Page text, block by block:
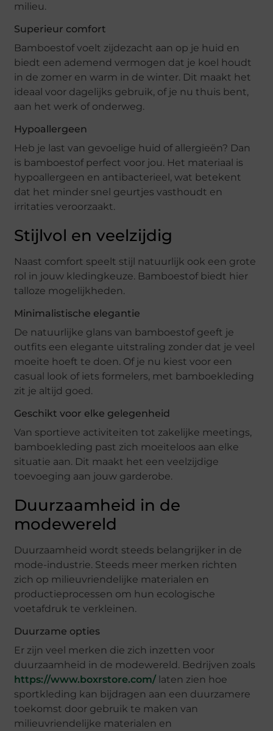
milieu.
Superieur comfort
Bamboestof voelt zijdezacht aan op je huid en
biedt een ademend vermogen dat je koel houdt
in de zomer en warm in de winter. Dit maakt het
ideaal voor dagelijks gebruik, of je nu thuis bent,
aan het werk of onderweg.
Hypoallergeen
Heb je last van gevoelige huid of allergieën? Dan
is bamboestof perfect voor jou. Het materiaal is
hypoallergeen en antibacterieel, wat betekent
dat het minder snel geurtjes vasthoudt en
irritaties veroorzaakt.
Stijlvol en veelzijdig
Naast comfort speelt stijl natuurlijk ook een grote
rol in jouw kledingkeuze. Bamboestof biedt hier
talloze mogelijkheden.
Minimalistische elegantie
De natuurlijke glans van bamboestof geeft je
outfits een elegante uitstraling zonder dat je veel
moeite hoeft te doen. Of je nu kiest voor een
casual look of iets formelers, met bamboekleding
zit je altijd goed.
Geschikt voor elke gelegenheid
Van sportieve activiteiten tot zakelijke meetings,
bamboekleding past zich moeiteloos aan elke
situatie aan. Dit maakt het een veelzijdige
toevoeging aan jouw garderobe.
Duurzaamheid in de
modewereld
Duurzaamheid wordt steeds belangrijker in de
mode-industrie. Steeds meer merken richten
zich op milieuvriendelijke materialen en
productieprocessen om hun ecologische
voetafdruk te verkleinen.
Duurzame opties
Er zijn veel merken die zich inzetten voor
duurzaamheid in de modewereld. Bedrijven zoals
https://www.boxrstore.com/ laten zien hoe
sportkleding kan bijdragen aan een duurzamere
toekomst door gebruik te maken van
milieuvriendelijke materialen en